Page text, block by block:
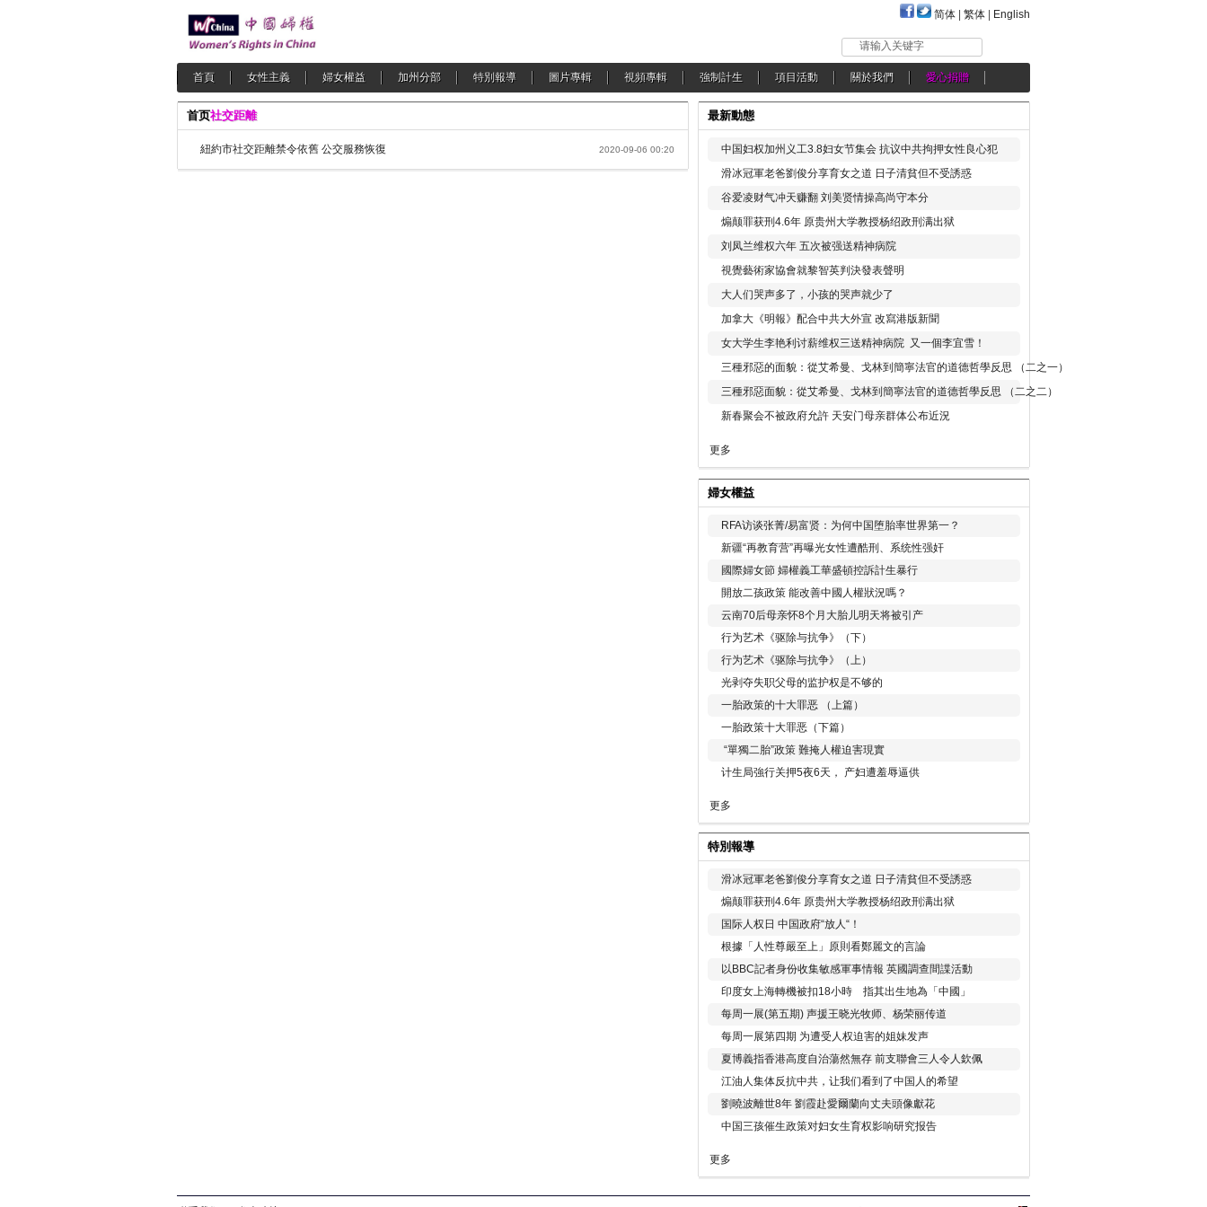
简体 繁体 English
请输入关键字
首頁 女性主義 婦女權益 加州分部 特別報導 圖片專輯 視頻專輯 強制計生 項目活動 關於我們 愛心捐贈
首页社交距離
紐約市社交距離禁令依舊 公交服務恢復 2020-09-06 00:20
最新動態
中国妇权加州义工3.8妇女节集会 抗议中共拘押女性良心犯
滑冰冠軍老爸劉俊分享育女之道 日子清貧但不受誘惑
谷爱凌财气冲天赚翻 刘美贤情操高尚守本分
煽颠罪获刑4.6年 原贵州大学教授杨绍政刑满出狱
刘凤兰维权六年 五次被强送精神病院
視覺藝術家協會就黎智英判決發表聲明
大人们哭声多了，小孩的哭声就少了
加拿大《明報》配合中共大外宣 改寫港版新聞
女大学生李艳利讨薪维权三送精神病院 又一個李宜雪！
三種邪惡的面貌：從艾希曼、戈林到簡寧法官的道德哲學反思 （二之一）
三種邪惡面貌：從艾希曼、戈林到簡寧法官的道德哲學反思 （二之二）
新春聚会不被政府允許 天安门母亲群体公布近況
更多
婦女權益
RFA访谈张菁/易富贤：为何中国堕胎率世界第一？
新疆“再教育营”再曝光女性遭酷刑、系统性强奸
國際婦女節 婦權義工華盛頓控訴計生暴行
開放二孩政策 能改善中國人權狀況嗎？
云南70后母亲怀8个月大胎儿明天将被引产
行为艺术《驱除与抗争》（下）
行为艺术《驱除与抗争》（上）
光剥夺失职父母的监护权是不够的
一胎政策的十大罪恶 （上篇）
一胎政策十大罪恶（下篇）
“單獨二胎”政策 難掩人權迫害現實
计生局強行关押5夜6天， 产妇遭羞辱逼供
更多
特別報導
滑冰冠軍老爸劉俊分享育女之道 日子清貧但不受誘惑
煽颠罪获刑4.6年 原贵州大学教授杨绍政刑满出狱
国际人权日 中国政府“放人“！
根據「人性尊嚴至上」原則看鄭麗文的言論
以BBC記者身份收集敏感軍事情報 英國調查間諜活動
印度女上海轉機被扣18小時 指其出生地為「中國」
每周一展(第五期) 声援王晓光牧师、杨荣丽传道
每周一展第四期 为遭受人权迫害的姐妹发声
夏博義指香港高度自治蕩然無存 前支聯會三人令人欽佩
江油人集体反抗中共，让我们看到了中国人的希望
劉曉波離世8年 劉霞赴愛爾蘭向丈夫頭像獻花
中国三孩催生政策对妇女生育权影响研究报告
更多